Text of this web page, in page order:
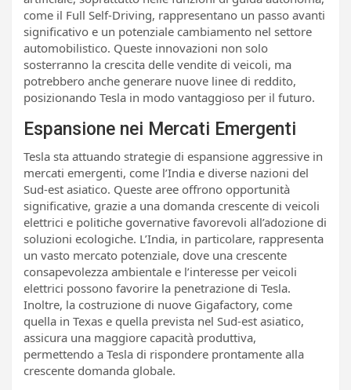
come il Full Self-Driving, rappresentano un passo avanti
significativo e un potenziale cambiamento nel settore
automobilistico. Queste innovazioni non solo
sosterranno la crescita delle vendite di veicoli, ma
potrebbero anche generare nuove linee di reddito,
posizionando Tesla in modo vantaggioso per il futuro.
Espansione nei Mercati Emergenti
Tesla sta attuando strategie di espansione aggressive in
mercati emergenti, come l’India e diverse nazioni del
Sud-est asiatico. Queste aree offrono opportunità
significative, grazie a una domanda crescente di veicoli
elettrici e politiche governative favorevoli all’adozione di
soluzioni ecologiche. L’India, in particolare, rappresenta
un vasto mercato potenziale, dove una crescente
consapevolezza ambientale e l’interesse per veicoli
elettrici possono favorire la penetrazione di Tesla.
Inoltre, la costruzione di nuove Gigafactory, come
quella in Texas e quella prevista nel Sud-est asiatico,
assicura una maggiore capacità produttiva,
permettendo a Tesla di rispondere prontamente alla
crescente domanda globale.